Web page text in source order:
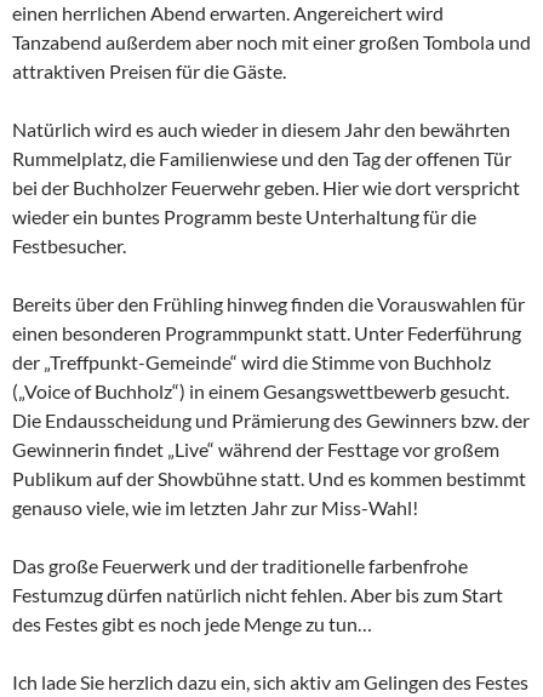
einen herrlichen Abend erwarten. Angereichert wird
Tanzabend außerdem aber noch mit einer großen Tombola und
attraktiven Preisen für die Gäste.
Natürlich wird es auch wieder in diesem Jahr den bewährten
Rummelplatz, die Familienwiese und den Tag der offenen Tür
bei der Buchholzer Feuerwehr geben. Hier wie dort verspricht
wieder ein buntes Programm beste Unterhaltung für die
Festbesucher.
Bereits über den Frühling hinweg finden die Vorauswahlen für
einen besonderen Programmpunkt statt. Unter Federführung
der „Treffpunkt-Gemeinde“ wird die Stimme von Buchholz
(„Voice of Buchholz“) in einem Gesangswettbewerb gesucht.
Die Endausscheidung und Prämierung des Gewinners bzw. der
Gewinnerin findet „Live“ während der Festtage vor großem
Publikum auf der Showbühne statt. Und es kommen bestimmt
genauso viele, wie im letzten Jahr zur Miss-Wahl!
Das große Feuerwerk und der traditionelle farbenfrohe
Festumzug dürfen natürlich nicht fehlen. Aber bis zum Start
des Festes gibt es noch jede Menge zu tun…
Ich lade Sie herzlich dazu ein, sich aktiv am Gelingen des Festes